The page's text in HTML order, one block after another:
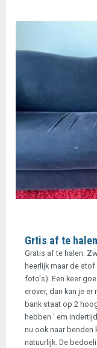
Grtis af te
Gratis af te halen:
heerlijk maar de
foto's). Een keer
erover, dan kan je
bank staat op 2
hebben ' em
nu ook naar benden
natuurlijk. De